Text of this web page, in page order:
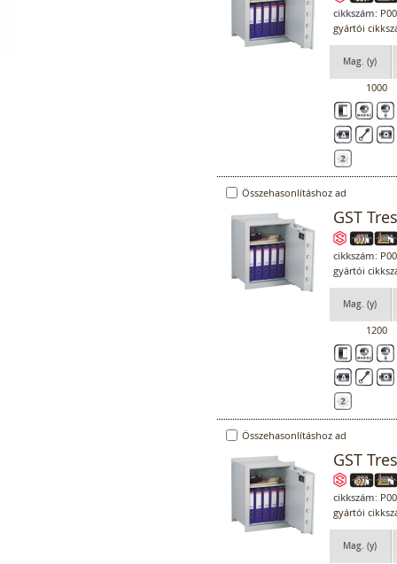
cikkszám:
gyártói
Mag. (y)
1000
Összehasonlításhoz ad
GST
cikkszám:
gyártói
Mag. (y)
1200
Összehasonlításhoz ad
GST
cikkszám:
gyártói
Mag. (y)